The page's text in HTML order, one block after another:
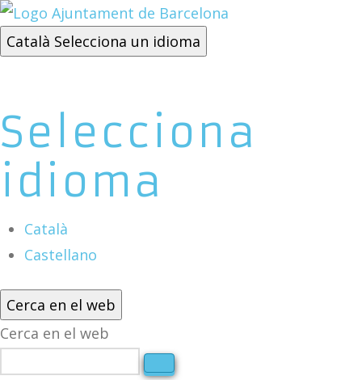
Català Selecciona un idioma
Selecciona
idioma
Català
Castellano
Cerca en el web
Cerca en el web